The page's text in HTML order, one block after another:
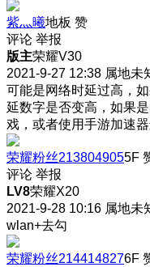
紫灬曦地板 赞
评论 举报
版主荣耀V30
2021-9-27 12:38 属地未
可能是网络时延过高，
延数字是否变高，如果
戏，或者使用手游加速
荣耀粉丝2138049055F
评论 举报
LV8荣耀X20
2021-9-28 10:16 属地未
wlan+去勾
荣耀粉丝2144148276F